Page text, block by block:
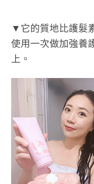
▼它的質地比護髮
使用一次做加強養
上。